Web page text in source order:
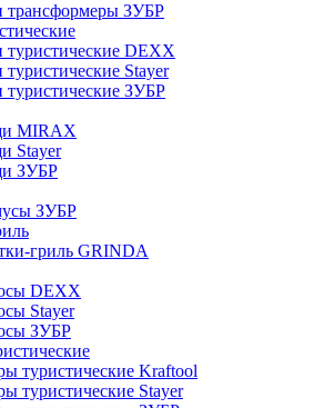
ЗУБР
DEXX
Stayer
ЗУБР
MIRAX
Stayer
ЗУБР
ЗУБР
гриль GRINDA
DEXX
Stayer
ЗУБР
туристические Kraftool
туристические Stayer